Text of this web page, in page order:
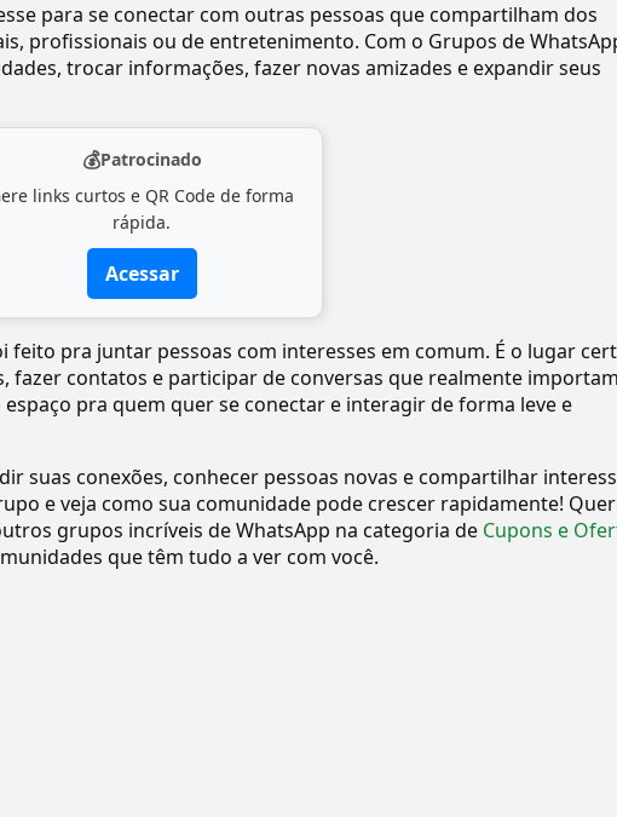
para se conectar com outras pessoas que compartilham dos
profissionais ou de entretenimento. Com o Grupos de
trocar informações, fazer novas amizades e expandir seus
💰Patrocinado
links curtos e QR Code de forma
rápida.
Acessar
feito pra juntar pessoas com interesses em comum. É o lugar
fazer contatos e participar de conversas que realmente
pra quem quer se conectar e interagir de forma leve e
suas conexões, conhecer pessoas novas e compartilhar
e veja como sua comunidade pode crescer rapidamente! Quer
grupos incríveis de WhatsApp na categoria de Cupons e
que têm tudo a ver com você.